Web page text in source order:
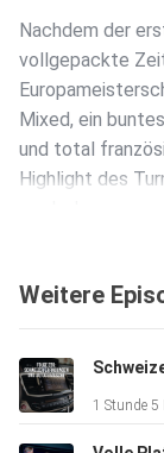
Nachdem der
vollgepackte
Mixed, ein
und total
Highlight des
Außerdem gibt
an dem es am
der Titel wirklich
entscheidende
Weitere
1 Stunde